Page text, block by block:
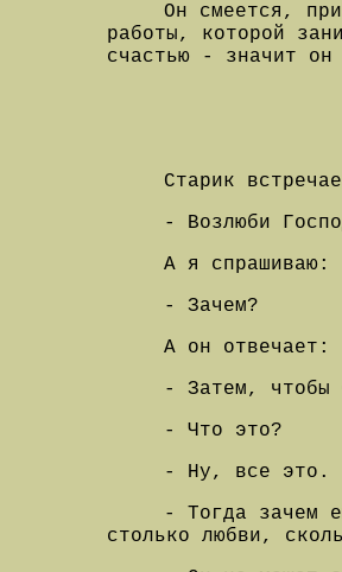
Он смеется,
работы, которой
счастью - значит
Старик
- Возлюби
А я спрашиваю:
- Зачем?
А он отвечает:
- Затем, чтобы
- Что это?
- Ну, все это.
- Тогда зачем
столько любви,